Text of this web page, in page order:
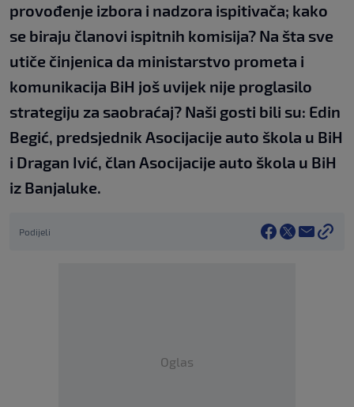
provođenje izbora i nadzora ispitivača; kako
se biraju članovi ispitnih komisija? Na šta sve
utiče činjenica da ministarstvo prometa i
komunikacija BiH još uvijek nije proglasilo
strategiju za saobraćaj? Naši gosti bili su: Edin
Begić, predsjednik Asocijacije auto škola u BiH
i Dragan Ivić, član Asocijacije auto škola u BiH
iz Banjaluke.
Podijeli
Oglas